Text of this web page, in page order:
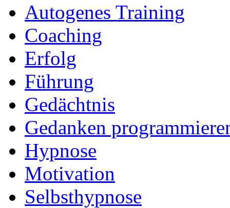
Autogenes Training
Coaching
Erfolg
Führung
Gedächtnis
Gedanken
Hypnose
Motivation
Selbsthypnose